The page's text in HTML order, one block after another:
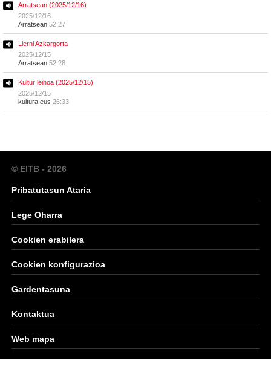
Arratsean (2025/12/16)
2025/12/16
Arratsean 52:27
Lierni Azkargorta
2025/12/15
Arratsean 52:28
Kultur leihoa (2025/12/15)
2025/12/15
kultura.eus 26:33
© EITB - 2026
Pribatutasun Ataria
Lege Oharra
Cookien erabilera
Cookien konfigurazioa
Gardentasuna
Kontaktua
Web mapa